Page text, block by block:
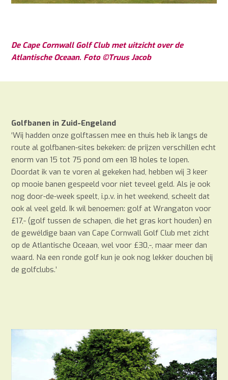
De Cape Cornwall Golf Club met uitzicht over de
Atlantische Oceaan. Foto ©Truus Jacob
Golfbanen in Zuid-Engeland
‘Wij hadden onze golftassen mee en thuis heb ik langs de
route al golfbanen-sites bekeken: de prijzen verschillen echt
enorm van 15 tot 75 pond om een 18 holes te lopen.
Doordat ik van te voren al gekeken had, hebben wij 3 keer
op mooie banen gespeeld voor niet teveel geld. Als je ook
nog door-de-week speelt, i.p.v. in het weekend, scheelt dat
ook al veel geld. Ik wil benoemen: golf at Wrangaton voor
£17,- (golf tussen de schapen, die het gras kort houden) en
de gewéldige baan van Cape Cornwall Golf Club met zicht
op de Atlantische Oceaan, wel voor £30,-, maar meer dan
waard. Na een ronde golf kun je ook nog lekker douchen bij
de golfclubs.’